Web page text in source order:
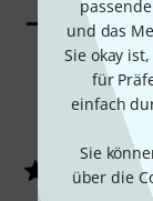
und das
Sie okay
für
einfach
Sie
über die
286